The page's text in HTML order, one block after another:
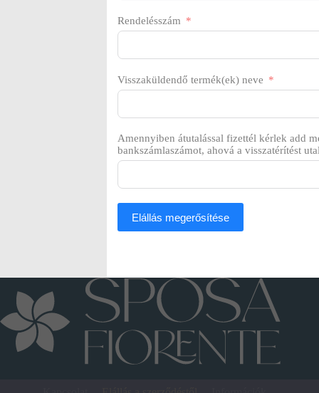
Rendelésszám
Visszaküldendő termék(ek) neve
Amennyiben átutalással fizettél kérlek add
bankszámlaszámot, ahová a visszatérítést
Elállás megerősítése